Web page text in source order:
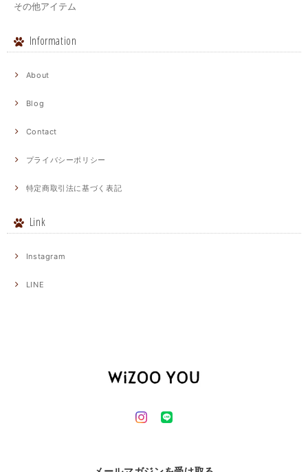
その他アイテム
Information
About
Blog
Contact
プライバシーポリシー
特定商取引法に基づく表記
Link
Instagram
LINE